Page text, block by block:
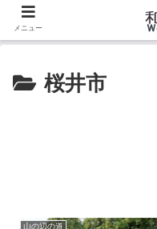
桜井市
山の辺の道
メニュー